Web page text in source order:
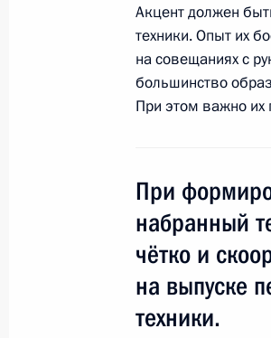
обеспечения
4 июля 2016 года,
Подписан
безопасности с
уровня
Акцент должен
техники. Опыт их
на совещаниях с
большинство
При этом важно их
При
набранный
чётко и
на выпуске
техники.